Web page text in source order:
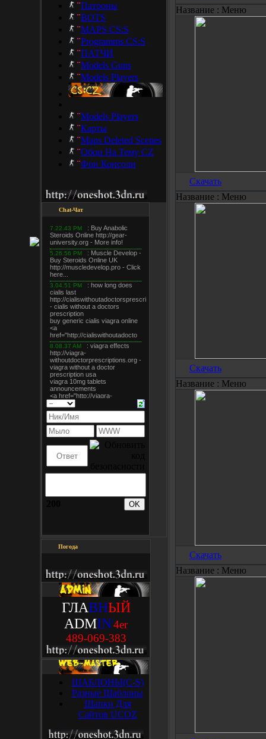
Патроны
BOTS
MAPS CS:S
Programms CS:S
ПАТЧИ
Models Guns
Models Players
Models Players
Карты
Maps Deleted Scenes
Обои На Тему CZ
Фон Консоли
Chat-Чат
Погода
ГЛАВНЫЙ
ADMIN'4er
489-069-383
ШАБЛОНЫ(C-S)
Разные Шаблоны
Шапки Для
Сайтов UCOZ
Название : Меню
Скачать
Название : Меню
Скачать
Название : Меню
Скачать
Название : Меню